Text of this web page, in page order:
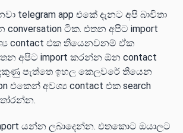
telegram app එකේ දැනට අපි බාවිතා
ටික. එතන අපිට import
contact එක තියෙනවනම් ඒක
අපිට import කරන්න ඕන contact
පැත්තෙ ඉහල කෙලවරේ තියෙන
එකෙන් අවශ්‍ය contact එක search
යන්න ලබාදෙන්න. එතකොට ඔයාලට